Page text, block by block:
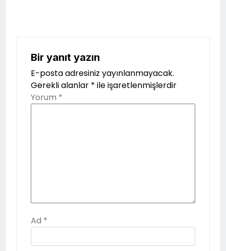
Bir yanıt yazın
E-posta adresiniz yayınlanmayacak.
Gerekli alanlar * ile işaretlenmişlerdir
Yorum *
Ad *